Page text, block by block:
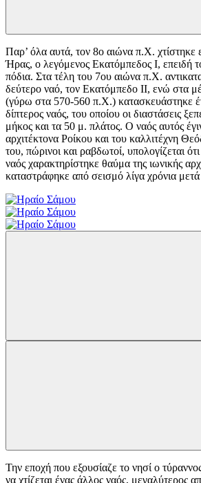
Παρ’ όλα αυτά, τον 8ο αιώνα π.Χ. χτίστηκε
Ήρας, ο λεγόμενος Εκατόμπεδος Ι, επειδή
πόδια. Στα τέλη του 7ου αιώνα π.Χ.
δεύτερο ναό, τον Εκατόμπεδο ΙΙ, ενώ στα
(γύρω στα 570-560 π.Χ.) κατασκευάστηκε
δίπτερος ναός, του οποίου οι διαστάσεις
μήκος και τα 50 μ. πλάτος. Ο ναός αυτός
αρχιτέκτονα Ροίκου και του καλλιτέχνη
του, πώρινοι και ραβδωτοί, υπολογίζεται
ναός χαρακτηρίστηκε θαύμα της ιωνικής
καταστράφηκε από σεισμό λίγα χρόνια
Την εποχή που εξουσίαζε το νησί ο
να χτίζεται ένας άλλος ναός, μεγαλύτερος